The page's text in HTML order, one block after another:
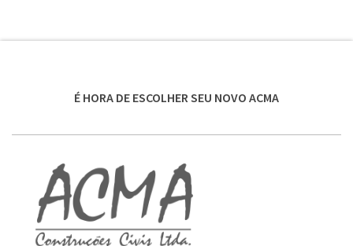
É HORA DE ESCOLHER SEU NOVO ACMA